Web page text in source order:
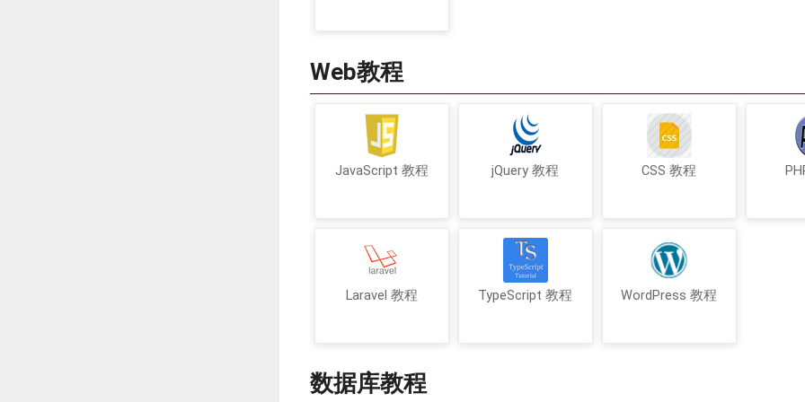
Web教程
JavaScript 教程 jQuery 教程 CSS 教程
Laravel 教程 TypeScript 教程 WordPress 教程
数据库教程